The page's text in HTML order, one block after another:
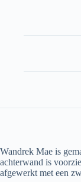
Wandrek Mae is
achterwand is
afgewerkt met een